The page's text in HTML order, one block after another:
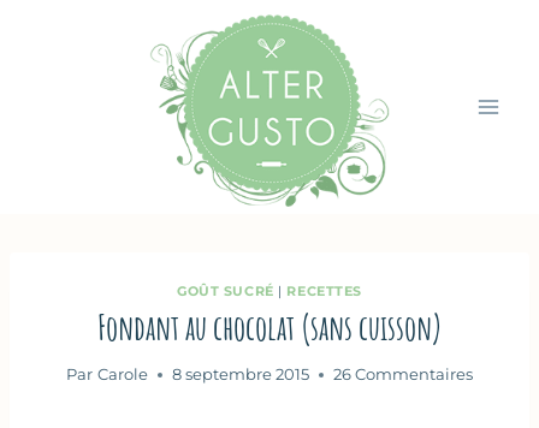
GOÛT SUCRÉ | RECETTES
Fondant au chocolat (sans cuisson)
Par Carole 8 septembre 2015 26 Commentaires